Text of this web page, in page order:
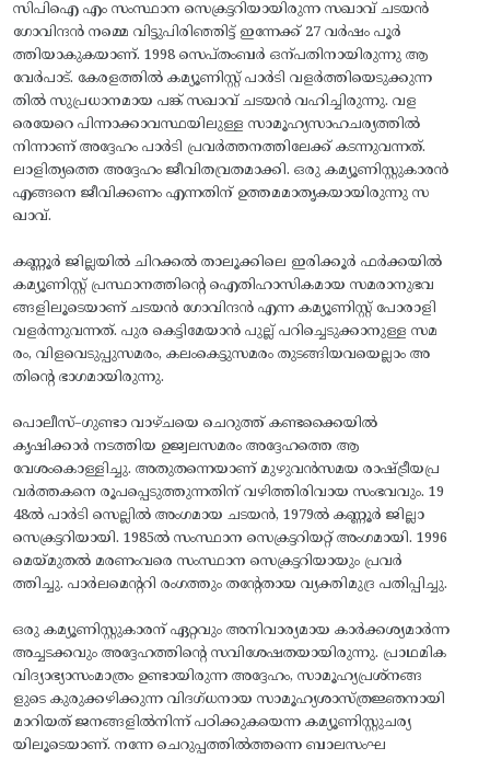
സിപിഐ എം സംസ്ഥാന സെക്രട്ടറിയായിരുന്ന സഖാവ്‌ ചടയൻ
ഗോവിന്ദൻ നമ്മെ വിട്ടുപിരിഞ്ഞിട്ട് ഇന്നേക്ക് 27 വർഷം പൂർ
ത്തിയാകുകയാണ്. 1998 സെപ്‌തംബർ ഒന്പതിനായിരുന്നു ആ
വേർപാട്‌. കേരളത്തിൽ കമ്യൂണിസ്റ്റ് പാർടി വളർത്തിയെടുക്കുന്ന
തിൽ സുപ്രധാനമായ പങ്ക് സഖാവ്‌ ചടയൻ വഹിച്ചിരുന്നു. വള
രെയേറെ പിന്നാക്കാവസ്ഥയിലുള്ള സാമൂഹ്യസാഹചര്യത്തിൽ
നിന്നാണ് അദ്ദേഹം പാർടി പ്രവർത്തനത്തിലേക്ക് കടന്നുവന്നത്.
ലാളിത്യത്തെ അദ്ദേഹം ജീവിതവ്രതമാക്കി. ഒരു കമ്യൂണിസ്റ്റുകാരൻ
എങ്ങനെ ജീവിക്കണം എന്നതിന് ഉത്തമമാതൃകയായിരുന്നു സ
ഖാവ്‌.
കണ്ണൂർ ജില്ലയിൽ ചിറക്കൽ താലൂക്കിലെ ഇരിക്കൂർ ഫർക്കയിൽ
കമ്യൂണിസ്റ്റ് പ്രസ്ഥാനത്തിന്റെ ഐതിഹാസികമായ സമരാനുഭവ
ങ്ങളിലൂടെയാണ് ചടയൻ ഗോവിന്ദൻ എന്ന കമ്യൂണിസ്റ്റ് പോരാളി
വളർന്നുവന്നത്. പുര കെട്ടിമേയാൻ പുല്ല് പറിച്ചെടുക്കാനുള്ള സമ
രം, വിളവെടുപ്പുസമരം, കലംകെട്ടുസമരം തുടങ്ങിയവയെല്ലാം അ
തിന്റെ ഭാഗമായിരുന്നു.
പൊലീസ്–ഗുണ്ടാ വാഴ്ചയെ ചെറുത്ത് കണ്ടക്കൈയിൽ
കൃഷിക്കാർ നടത്തിയ ഉജ്വലസമരം അദ്ദേഹത്തെ ആ
വേശംകൊള്ളിച്ചു. അതുതന്നെയാണ് മുഴുവൻസമയ രാഷ്ട്രീയപ്ര
വർത്തകനെ രൂപപ്പെടുത്തുന്നതിന് വഴിത്തിരിവായ സംഭവവും. 19
48ൽ പാർടി സെല്ലിൽ അംഗമായ ചടയൻ, 1979ൽ കണ്ണൂർ ജില്ലാ
സെക്രട്ടറിയായി. 1985ൽ സംസ്ഥാന സെക്രട്ടറിയറ്റ് അംഗമായി. 1996
മെയ്‌മുതൽ മരണംവരെ സംസ്ഥാന സെക്രട്ടറിയായും പ്രവർ
ത്തിച്ചു. പാർലമെന്ററി രംഗത്തും തന്റേതായ വ്യക്തിമുദ്ര പതിപ്പിച്ചു.
ഒരു കമ്യൂണിസ്റ്റുകാരന് ഏറ്റവും അനിവാര്യമായ കാർക്കശ്യമാർന്ന
അച്ചടക്കവും അദ്ദേഹത്തിന്റെ സവിശേഷതയായിരുന്നു. പ്രാഥമിക
വിദ്യാഭ്യാസംമാത്രം ഉണ്ടായിരുന്ന അദ്ദേഹം, സാമൂഹ്യപ്രശ്നങ്ങ
ളുടെ കുരുക്കഴിക്കുന്ന വിദഗ്ധനായ സാമൂഹ്യശാസ്ത്രജ്ഞനായി
മാറിയത് ജനങ്ങളിൽനിന്ന് പഠിക്കുകയെന്ന കമ്യൂണിസ്റ്റുചര്യ
യിലൂടെയാണ്. നന്നേ ചെറുപ്പത്തിൽത്തന്നെ ബാലസംഘ